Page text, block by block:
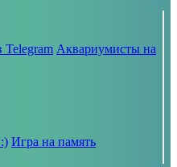
Telegram Аквариумисты на
Игра на память